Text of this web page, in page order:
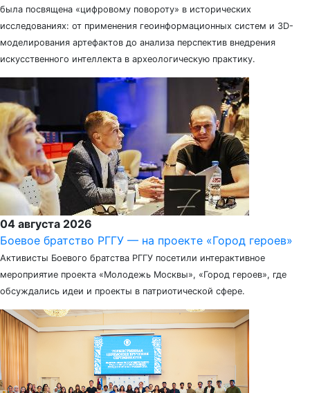
была посвящена «цифровому повороту» в исторических
исследованиях: от применения геоинформационных систем и 3D-
моделирования артефактов до анализа перспектив внедрения
искусственного интеллекта в археологическую практику.
04 августа 2026
Боевое братство РГГУ — на проекте «Город героев»
Активисты Боевого братства РГГУ посетили интерактивное
мероприятие проекта «Молодежь Москвы», «Город героев», где
обсуждались идеи и проекты в патриотической сфере.